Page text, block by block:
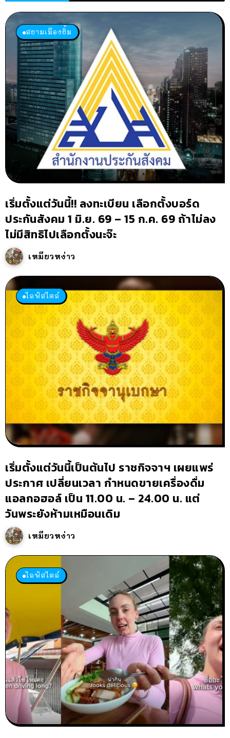
สยามเมืองยิ้ม
เริ่มตั้งแต่วันนี้!! ลงทะเบียน เลือกตั้งบอร์ด
ประกันสังคม 1 มิ.ย. 69 – 15 ก.ค. 69 ถ้าไม่ลง
ไม่มีสิทธิไปเลือกตั้งนะจ๊ะ
เหมียวหง่าว
ไลฟ์สไตล์
เริ่มตั้งแต่วันนี้เป็นต้นไป ราชกิจจาฯ เผยแพร่
ประกาศ เปลี่ยนเวลา กำหนดขายเครื่องดื่ม
แอลกอฮอล์ เป็น 11.00 น. – 24.00 น. แต่
วันพระยังห้ามเหมือนเดิม
เหมียวหง่าว
ไลฟ์สไตล์